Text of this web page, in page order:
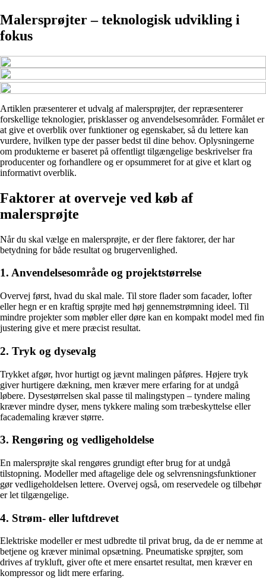
Malersprøjter – teknologisk udvikling i
fokus
Artiklen præsenterer et udvalg af malersprøjter, der repræsenterer
forskellige teknologier, prisklasser og anvendelsesområder. Formålet er
at give et overblik over funktioner og egenskaber, så du lettere kan
vurdere, hvilken type der passer bedst til dine behov. Oplysningerne
om produkterne er baseret på offentligt tilgængelige beskrivelser fra
producenter og forhandlere og er opsummeret for at give et klart og
informativt overblik.
Faktorer at overveje ved køb af
malersprøjte
Når du skal vælge en malersprøjte, er der flere faktorer, der har
betydning for både resultat og brugervenlighed.
1. Anvendelsesområde og projektstørrelse
Overvej først, hvad du skal male. Til store flader som facader, lofter
eller hegn er en kraftig sprøjte med høj gennemstrømning ideel. Til
mindre projekter som møbler eller døre kan en kompakt model med fin
justering give et mere præcist resultat.
2. Tryk og dysevalg
Trykket afgør, hvor hurtigt og jævnt malingen påføres. Højere tryk
giver hurtigere dækning, men kræver mere erfaring for at undgå
løbere. Dysestørrelsen skal passe til malingstypen – tyndere maling
kræver mindre dyser, mens tykkere maling som træbeskyttelse eller
facademaling kræver større.
3. Rengøring og vedligeholdelse
En malersprøjte skal rengøres grundigt efter brug for at undgå
tilstopning. Modeller med aftagelige dele og selvrensningsfunktioner
gør vedligeholdelsen lettere. Overvej også, om reservedele og tilbehør
er let tilgængelige.
4. Strøm- eller luftdrevet
Elektriske modeller er mest udbredte til privat brug, da de er nemme at
betjene og kræver minimal opsætning. Pneumatiske sprøjter, som
drives af trykluft, giver ofte et mere ensartet resultat, men kræver en
kompressor og lidt mere erfaring.